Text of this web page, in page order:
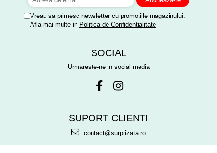
Vreau sa primesc newsletter cu promotiile magazinului.
Afla mai multe in Politica de Confidentialitate
SOCIAL
Urmareste-ne in social media
SUPORT CLIENTI
contact@surprizata.ro